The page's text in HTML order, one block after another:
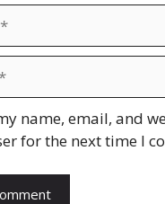
name, email, and
for the next time I